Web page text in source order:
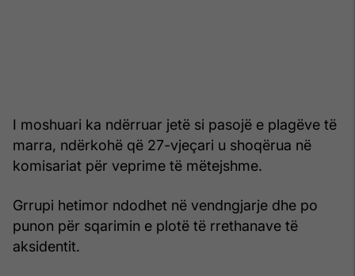
I moshuari ka ndërruar jetë si pasojë e plagëve të
marra, ndërkohë që 27-vjeçari u shoqërua në
komisariat për veprime të mëtejshme.
Grrupi hetimor ndodhet në vendngjarje dhe po
punon për sqarimin e plotë të rrethanave të
aksidentit.